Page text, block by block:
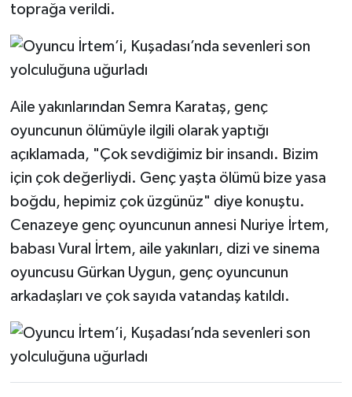
toprağa verildi.
Aile yakınlarından Semra Karataş, genç
oyuncunun ölümüyle ilgili olarak yaptığı
açıklamada, "Çok sevdiğimiz bir insandı. Bizim
için çok değerliydi. Genç yaşta ölümü bize yasa
boğdu, hepimiz çok üzgünüz" diye konuştu.
Cenazeye genç oyuncunun annesi Nuriye İrtem,
babası Vural İrtem, aile yakınları, dizi ve sinema
oyuncusu Gürkan Uygun, genç oyuncunun
arkadaşları ve çok sayıda vatandaş katıldı.